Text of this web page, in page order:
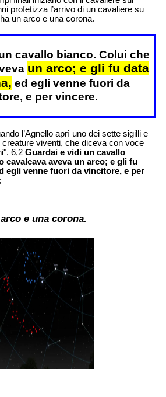
profetizza l’arrivo di un cavaliere su
un arco e una corona.
cavallo bianco. Colui che
un arco; e gli fu data
ed egli venne fuori da
e per vincere.
l’Agnello aprì uno dei sette sigilli e
creature viventi, che diceva con voce
6,2Guardai e vidi un cavallo
cavalcava aveva un arco; e gli fu
egli venne fuori da vincitore, e per
e una corona.